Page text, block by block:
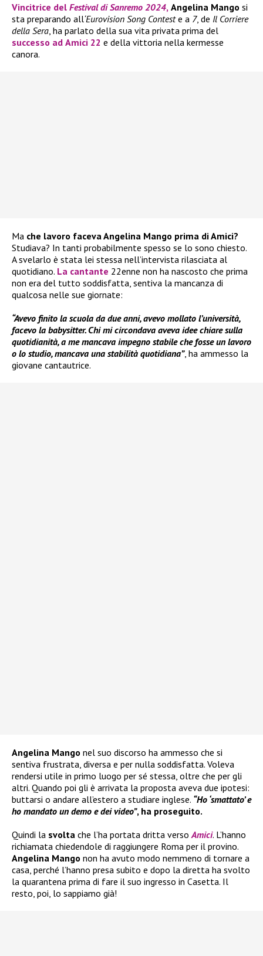
Vincitrice del Festival di Sanremo 2024, Angelina Mango si
sta preparando all‘Eurovision Song Conteste a 7, de Il Corriere
della Sera , ha parlato della sua vita privata prima del
successo ad Amici 22 e della vittoria nella kermesse
canora.
Ma che lavoro faceva Angelina Mango prima di Amici?
Studiava? In tanti probabilmente spesso se lo sono chiesto.
A svelarlo è stata lei stessa nell’intervista rilasciata al
quotidiano. La cantante 22enne non ha nascosto che prima
non era del tutto soddisfatta, sentiva la mancanza di
qualcosa nelle sue giornate:
“Avevo finito la scuola da due anni, avevo mollato l’università,
facevo la babysitter. Chi mi circondava aveva idee chiare sulla
quotidianità, a me mancava impegno stabile che fosse un lavoro
o lo studio, mancava una stabilità quotidiana”, ha ammesso la
giovane cantautrice.
Angelina Mango nel suo discorso ha ammesso che si
sentiva frustrata, diversa e per nulla soddisfatta. Voleva
rendersi utile in primo luogo per sé stessa, oltre che per gli
altri. Quando poi gli è arrivata la proposta aveva due ipotesi:
buttarsi o andare all’estero a studiare inglese. “Ho ‘smattato’ e
ho mandato un demo e dei video”, ha proseguito.
Quindi la svolta che l’ha portata dritta verso Amici. L’hanno
richiamata chiedendole di raggiungere Roma per il provino.
Angelina Mango non ha avuto modo nemmeno di tornare a
casa, perché l’hanno presa subito e dopo la diretta ha svolto
la quarantena prima di fare il suo ingresso in Casetta. Il
resto, poi, lo sappiamo già!